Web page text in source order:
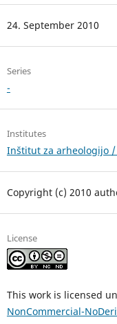
24. September 2010
Series
-
Institutes
Inštitut za arheologijo
Copyright (c) 2010
License
This work is licensed
NonCommercial-